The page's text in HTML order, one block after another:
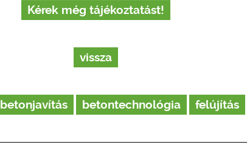
Kérek még tájékoztatást!
vissza
betonjavítás betontechnológia felújítás